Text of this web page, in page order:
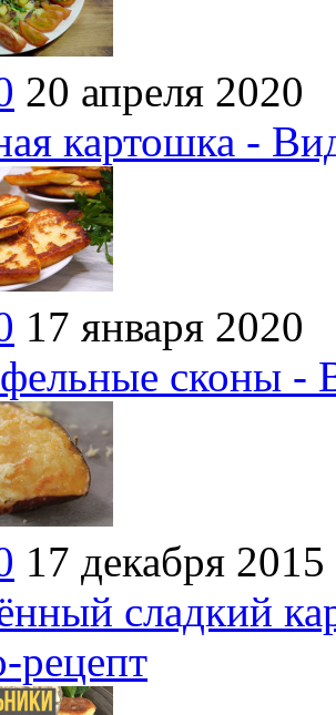
20 апреля 2020
картошка -
17 января 2020
сконы -
17 декабря 2015
сладкий
рецепт